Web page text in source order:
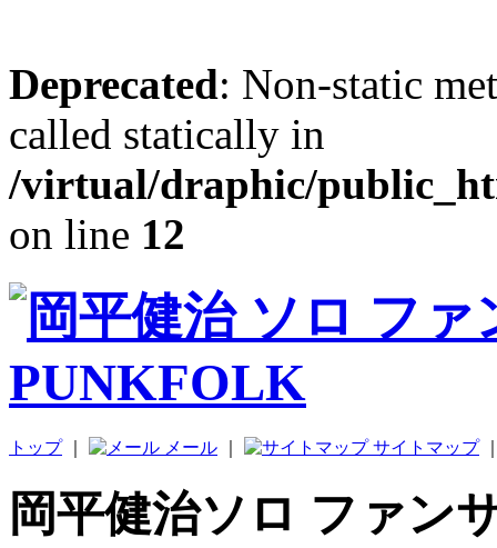
Deprecated: Non-static
called statically in
/virtual/draphic/
on line 12
トップ｜ メール サイトマップ
岡平健治ソロ ファン